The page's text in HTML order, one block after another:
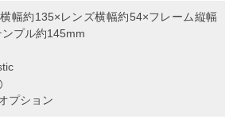
幅約135×レンズ横幅約54×フレーム縦幅
プル約145mm
プション